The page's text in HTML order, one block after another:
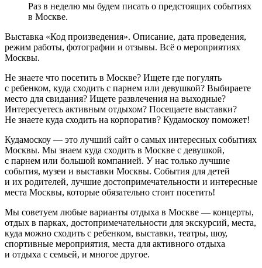
Раз в неделю мы будем писать о предстоящих событиях
в Москве.
Выставка «Код произведения». Описание, дата проведения,
режим работы, фотографии и отзывы. Всё о мероприятиях
Москвы.
Не знаете что посетить в Москве? Ищете где погулять
с ребенком, куда сходить с парнем или девушкой? Выбираете
место для свидания? Ищете развлечения на выходные?
Интересуетесь активным отдыхом? Посещаете выставки?
Не знаете куда сходить на корпоратив? Кудамоскоу поможет!
Кудамоскоу — это лучший сайт о самых интересных событиях
Москвы. Мы знаем куда сходить в Москве с девушкой,
с парнем или большой компанией. У нас только лучшие
события, музеи и выставки Москвы. События для детей
и их родителей, лучшие достопримечательности и интересные
места Москвы, которые обязательно стоит посетить!
Мы советуем любые варианты отдыха в Москве — концерты,
отдых в парках, достопримечательности для экскурсий, места,
куда можно сходить с ребенком, выставки, театры, шоу,
спортивные мероприятия, места для активного отдыха
и отдыха с семьей, и многое другое.